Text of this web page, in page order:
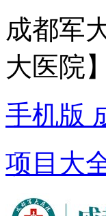
成都军
大医院】
手机版
项目大